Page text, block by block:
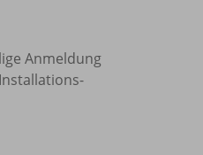
Anmeldung